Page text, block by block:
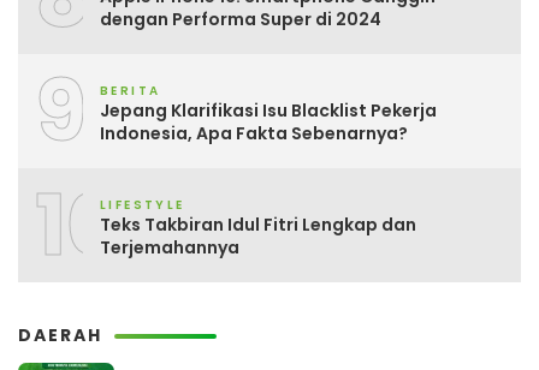
dengan Performa Super di 2024
9 BERITA
Jepang Klarifikasi Isu Blacklist Pekerja
Indonesia, Apa Fakta Sebenarnya?
10LIFESTYLE
Teks Takbiran Idul Fitri Lengkap dan
Terjemahannya
DAERAH